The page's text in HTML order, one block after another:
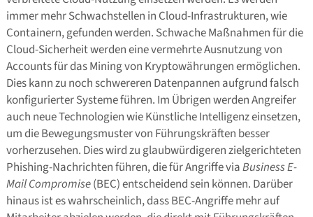
immer mehr Schwachstellen in Cloud-Infrastrukturen, wie
Containern, gefunden werden. Schwache Maßnahmen für die
Cloud-Sicherheit werden eine vermehrte Ausnutzung von
Accounts für das Mining von Kryptowährungen ermöglichen.
Dies kann zu noch schwereren Datenpannen aufgrund falsch
konfigurierter Systeme führen. Im Übrigen werden Angreifer
auch neue Technologien wie Künstliche Intelligenz einsetzen,
um die Bewegungsmuster von Führungskräften besser
vorherzusehen. Dies wird zu glaubwürdigeren zielgerichteten
Phishing-Nachrichten führen, die für Angriffe viaBusiness E-
Mail Compromise(BEC) entscheidend sein können. Darüber
hinaus ist es wahrscheinlich, dass BEC-Angriffe mehr auf